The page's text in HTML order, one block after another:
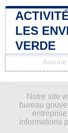
LES
VERDE
Notre site
bureau
informations